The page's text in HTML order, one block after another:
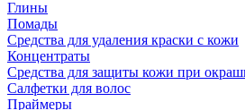
Глины
Помады
Средства для удаления краски с кожи
Концентраты
Средства для защиты кожи при
Салфетки для волос
Праймеры